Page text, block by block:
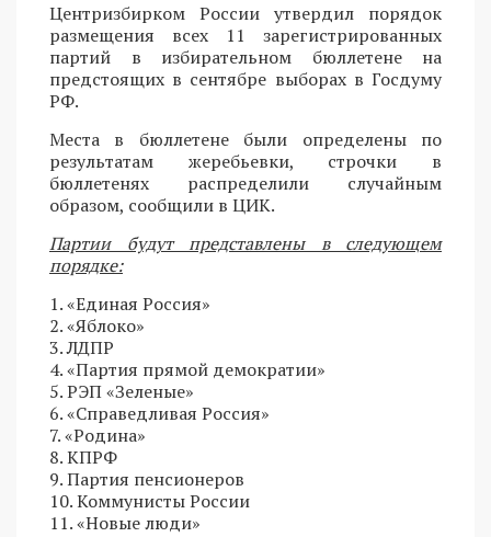
Центризбирком России утвердил порядок
размещения всех 11 зарегистрированных
партий в избирательном бюллетене на
предстоящих в сентябре выборах в Госдуму
РФ.
Места в бюллетене были определены по
результатам жеребьевки, строчки в
бюллетенях распределили случайным
образом, сообщили в ЦИК.
Партии будут представлены в следующем
порядке:
1. «Единая Россия»
2. «Яблоко»
3. ЛДПР
4. «Партия прямой демократии»
5. РЭП «Зеленые»
6. «Справедливая Россия»
7. «Родина»
8. КПРФ
9. Партия пенсионеров
10. Коммунисты России
11. «Новые люди»